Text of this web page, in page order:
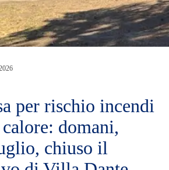
per rischio incendi
domani,
chiuso il